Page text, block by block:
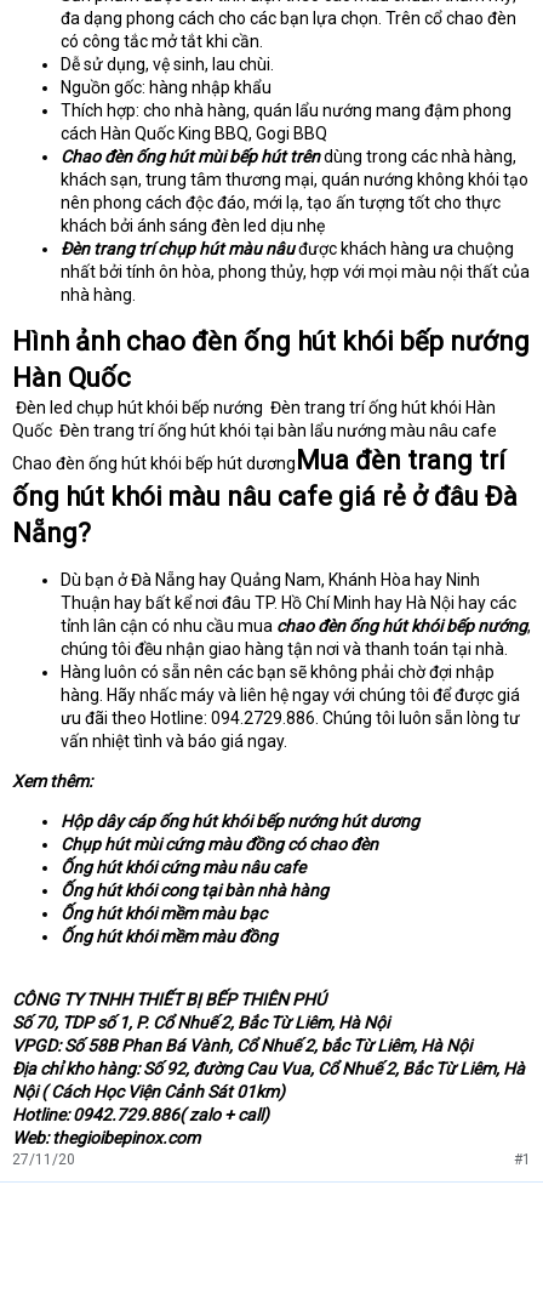
đa dạng phong cách cho các bạn lựa chọn. Trên cổ chao đèn
có công tắc mở tắt khi cần.
Dễ sử dụng, vệ sinh, lau chùi.
Nguồn gốc: hàng nhập khẩu
Thích hợp: cho nhà hàng, quán lẩu nướng mang đậm phong
cách Hàn Quốc King BBQ, Gogi BBQ
Chao đèn ống hút mùi bếp hút trêndùng trong các nhà hàng,
khách sạn, trung tâm thương mại, quán nướng không khói tạo
nên phong cách độc đáo, mới lạ, tạo ấn tượng tốt cho thực
khách bởi ánh sáng đèn led dịu nhẹ
Đèn trang trí chụp hút màu nâuđược khách hàng ưa chuộng
nhất bởi tính ôn hòa, phong thủy, hợp với mọi màu nội thất của
nhà hàng.
Hình ảnh chao đèn ống hút khói bếp nướng
Hàn Quốc
Đèn led chụp hút khói bếp nướng Đèn trang trí ống hút khói Hàn
Quốc Đèn trang trí ống hút khói tại bàn lẩu nướng màu nâu cafe
Chao đèn ống hút khói bếp hút dương Mua đèn trang trí
ống hút khói màu nâu cafe giá rẻ ở đâu Đà
Nẵng?
Dù bạn ở Đà Nẵng hay Quảng Nam, Khánh Hòa hay Ninh
Thuận hay bất kể nơi đâu TP. Hồ Chí Minh hay Hà Nội hay các
tỉnh lân cận có nhu cầu mua chao đèn ống hút khói bếp nướng,
chúng tôi đều nhận giao hàng tận nơi và thanh toán tại nhà.
Hàng luôn có sẵn nên các bạn sẽ không phải chờ đợi nhập
hàng. Hãy nhấc máy và liên hệ ngay với chúng tôi để được giá
ưu đãi theo Hotline: 094.2729.886. Chúng tôi luôn sẵn lòng tư
vấn nhiệt tình và báo giá ngay.
Xem thêm:
Hộp dây cáp ống hút khói bếp nướng hút dương
Chụp hút mùi cứng màu đồng có chao đèn
Ống hút khói cứng màu nâu cafe
Ống hút khói cong tại bàn nhà hàng
Ống hút khói mềm màu bạc
Ống hút khói mềm màu đồng
CÔNG TY TNHH THIẾT BỊ BẾP THIÊN PHÚ
Số 70, TDP số 1, P. Cổ Nhuế 2, Bắc Từ Liêm, Hà Nội
VPGD: Số 58B Phan Bá Vành, Cổ Nhuế 2, bắc Từ Liêm, Hà Nội
Địa chỉ kho hàng: Số 92, đường Cau Vua, Cổ Nhuế 2, Bắc Từ Liêm, Hà
Nội ( Cách Học Viện Cảnh Sát 01km)
Hotline: 0942.729.886( zalo + call)
Web: thegioibepinox.com
27/11/20 #1